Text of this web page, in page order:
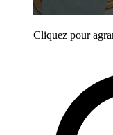
Cliquez pour